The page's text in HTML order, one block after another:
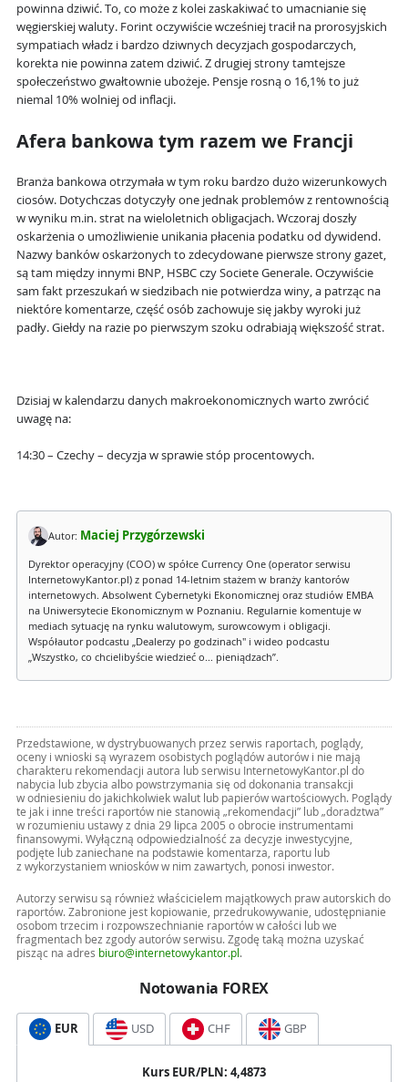
powinna dziwić. To, co może z kolei zaskakiwać to umacnianie się
węgierskiej waluty. Forint oczywiście wcześniej tracił na prorosyjskich
sympatiach władz i bardzo dziwnych decyzjach gospodarczych,
korekta nie powinna zatem dziwić. Z drugiej strony tamtejsze
społeczeństwo gwałtownie ubożeje. Pensje rosną o 16,1% to już
niemal 10% wolniej od inflacji.
Afera bankowa tym razem we Francji
Branża bankowa otrzymała w tym roku bardzo dużo wizerunkowych
ciosów. Dotychczas dotyczyły one jednak problemów z rentownością
w wyniku m.in. strat na wieloletnich obligacjach. Wczoraj doszły
oskarżenia o umożliwienie unikania płacenia podatku od dywidend.
Nazwy banków oskarżonych to zdecydowane pierwsze strony gazet,
są tam między innymi BNP, HSBC czy Societe Generale. Oczywiście
sam fakt przeszukań w siedzibach nie potwierdza winy, a patrząc na
niektóre komentarze, część osób zachowuje się jakby wyroki już
padły. Giełdy na razie po pierwszym szoku odrabiają większość strat.
Dzisiaj w kalendarzu danych makroekonomicznych warto zwrócić
uwagę na:
14:30 – Czechy – decyzja w sprawie stóp procentowych.
Autor: Maciej Przygórzewski
Dyrektor operacyjny (COO) w spółce Currency One (operator serwisu
InternetowyKantor.pl) z ponad 14-letnim stażem w branży kantorów
internetowych. Absolwent Cybernetyki Ekonomicznej oraz studiów EMBA
na Uniwersytecie Ekonomicznym w Poznaniu. Regularnie komentuje w
mediach sytuację na rynku walutowym, surowcowym i obligacji.
Współautor podcastu „Dealerzy po godzinach" i wideo podcastu
„Wszystko, co chcielibyście wiedzieć o... pieniądzach”.
Przedstawione, w dystrybuowanych przez serwis raportach, poglądy,
oceny i wnioski są wyrazem osobistych poglądów autorów i nie mają
charakteru rekomendacji autora lub serwisu InternetowyKantor.pl do
nabycia lub zbycia albo powstrzymania się od dokonania transakcji
w odniesieniu do jakichkolwiek walut lub papierów wartościowych. Poglądy
te jak i inne treści raportów nie stanowią „rekomendacji” lub „doradztwa”
w rozumieniu ustawy z dnia 29 lipca 2005 o obrocie instrumentami
finansowymi. Wyłączną odpowiedzialność za decyzje inwestycyjne,
podjęte lub zaniechane na podstawie komentarza, raportu lub
z wykorzystaniem wniosków w nim zawartych, ponosi inwestor.
Autorzy serwisu są również właścicielem majątkowych praw autorskich do
raportów. Zabronione jest kopiowanie, przedrukowywanie, udostępnianie
osobom trzecim i rozpowszechnianie raportów w całości lub we
fragmentach bez zgody autorów serwisu. Zgodę taką można uzyskać
pisząc na adres biuro@internetowykantor.pl .
Notowania FOREX
EUR USD CHF GBP
Kurs EUR/PLN: 4,4873